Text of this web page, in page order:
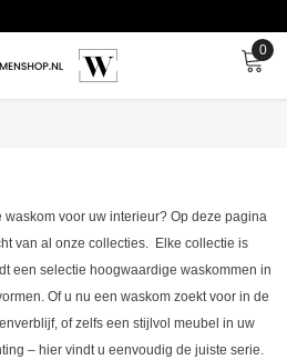
0
0
waskom voor uw interieur? Op deze pagina
van al onze collecties. Elke collectie is
een selectie hoogwaardige waskommen in
Of u nu een waskom zoekt voor in de
of zelfs een stijlvol meubel in uw
– hier vindt u eenvoudig de juiste serie.